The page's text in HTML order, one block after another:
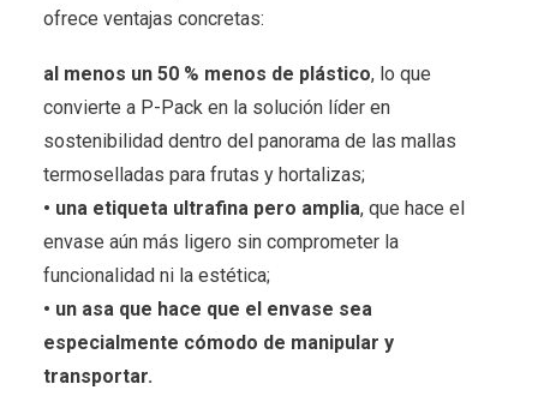
ofrece ventajas concretas:
al menos un 50 % menos de plástico, lo que
convierte a P-Pack en la solución líder en
sostenibilidad dentro del panorama de las mallas
termoselladas para frutas y hortalizas;
• una etiqueta ultrafina pero amplia, que hace el
envase aún más ligero sin comprometer la
funcionalidad ni la estética;
• un asa que hace que el envase sea
especialmente cómodo de manipular y
transportar.